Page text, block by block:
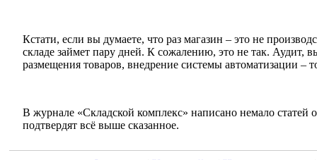
Кстати, если вы думаете, что раз магазин – это не
складе займет пару дней. К сожалению, это не так. Аудит,
размещения товаров, внедрение системы автоматизации –
В журнале «Складской комплекс» написано немало статей
подтвердят всё выше сказанное.